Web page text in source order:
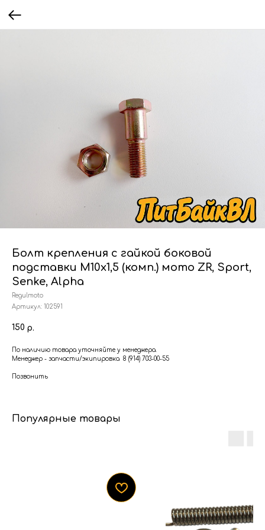
Болт крепления с гайкой боковой
подставки М10x1,5 (комп.) мото ZR, Sport,
Senke, Alpha
Regulmoto
Артикул: 102591
150 р.
По наличию товара уточняйте у менеджера.
Менеджер - запчасти/экипировка 8 (914) 703-00-55
Позвонить
Популярные товары